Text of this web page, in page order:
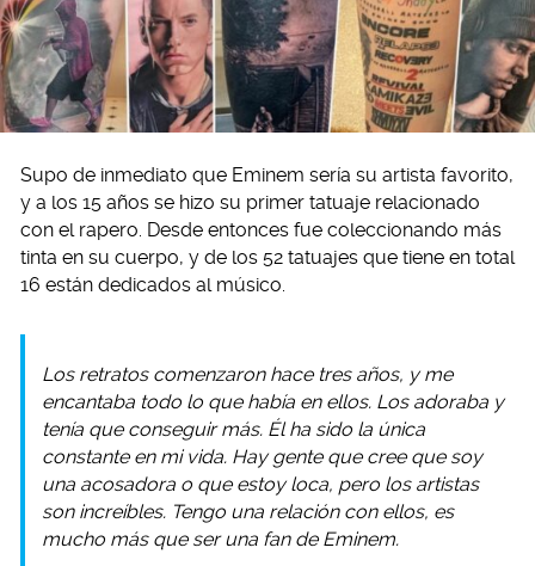
Supo de inmediato que Eminem sería su artista favorito,
y a los 15 años se hizo su primer tatuaje relacionado
con el rapero. Desde entonces fue coleccionando más
tinta en su cuerpo, y de los 52 tatuajes que tiene en total
16 están dedicados al músico.
Los retratos comenzaron hace tres años, y me
encantaba todo lo que había en ellos. Los adoraba y
tenía que conseguir más. Él ha sido la única
constante en mi vida. Hay gente que cree que soy
una acosadora o que estoy loca, pero los artistas
son increíbles. Tengo una relación con ellos, es
mucho más que ser una fan de Eminem.